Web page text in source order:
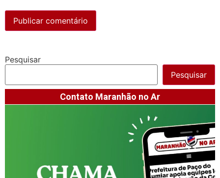
Pesquisar
Pesquisar
Contato Maranhão no Ar